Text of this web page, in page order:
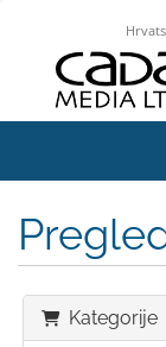
Kategorije